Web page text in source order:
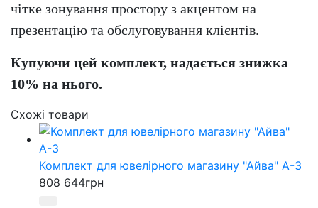
чітке зонування простору з акцентом на
презентацію та обслуговування клієнтів.
Купуючи цей комплект, надається знижка
10% на нього.
Схожі товари
Комплект для ювелірного магазину "Айва" А-3
808 644грн